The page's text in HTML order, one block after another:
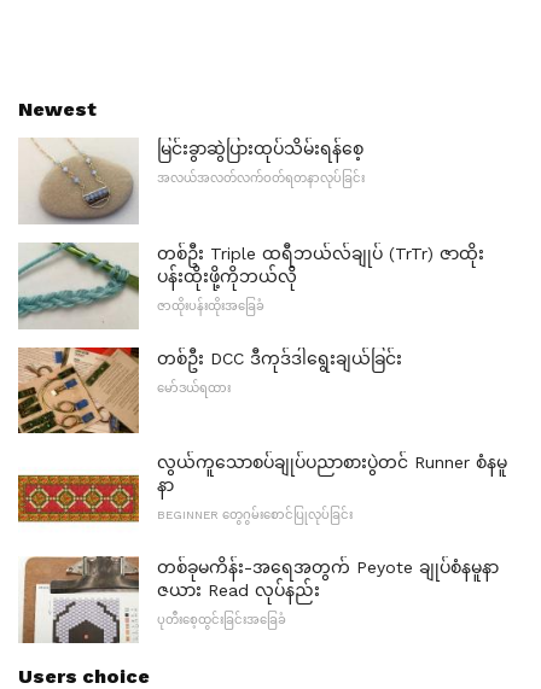
Newest
မြင်းခွာဆွဲပြားထုပ်သိမ်းရန်စေ့
အလယ်အလတ်လက်ဝတ်ရတနာလုပ်ခြင်း
တစ်ဦး Triple ထရီဘယ်လ်ချုပ် (TrTr) ဇာထိုး
ပန်းထိုးဖို့ကိုဘယ်လို
ဇာထိုးပန်းထိုးအခြေခံ
တစ်ဦး DCC ဒီကုဒ်ဒါရွေးချယ်ခြင်း
မော်ဒယ်ရထား
လွယ်ကူသောစပ်ချုပ်ပညာစားပွဲတင် Runner စံနမူ
နာ
BEGINNER တွေဂွမ်းစောင်ပြုလုပ်ခြင်း
တစ်ခုမကိန်း-အရေအတွက် Peyote ချုပ်စံနမူနာ
ဇယား Read လုပ်နည်း
ပုတီးစေ့ထွင်းခြင်းအခြေခံ
Users choice